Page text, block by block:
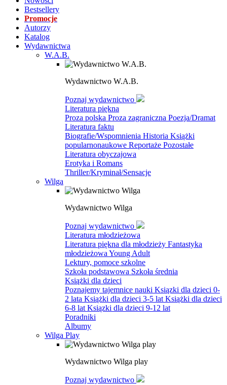
Bestsellery
Promocje
Autorzy
Katalog
Wydawnictwa
W.A.B.
Wydawnictwo W.A.B.
Poznaj wydawnictwo
Literatura piękna
Proza polska Proza zagraniczna Poezja/Dramat
Literatura faktu
Biografie/Wspomnienia Historia Książki
popularnonaukowe Reportaże Pozostałe
Literatura obyczajowa
Erotyka i Romans
Thriller/Kryminał/Sensacje
Wilga
Wydawnictwo Wilga
Poznaj wydawnictwo
Literatura młodzieżowa
Literatura piękna dla młodzieży Fantastyka
młodzieżowa Young Adult
Lektury, pomoce szkolne
Szkoła podstawowa Szkoła średnia
Książki dla dzieci
Poznajemy tajemnice nauki Ksiązki dla dzieci 0-
2 lata Książki dla dzieci 3-5 lat Książki dla dzieci
6-8 lat Ksiązki dla dzieci 9-12 lat
Poradniki
Albumy
Wilga Play
Wydawnictwo Wilga play
Poznaj wydawnictwo